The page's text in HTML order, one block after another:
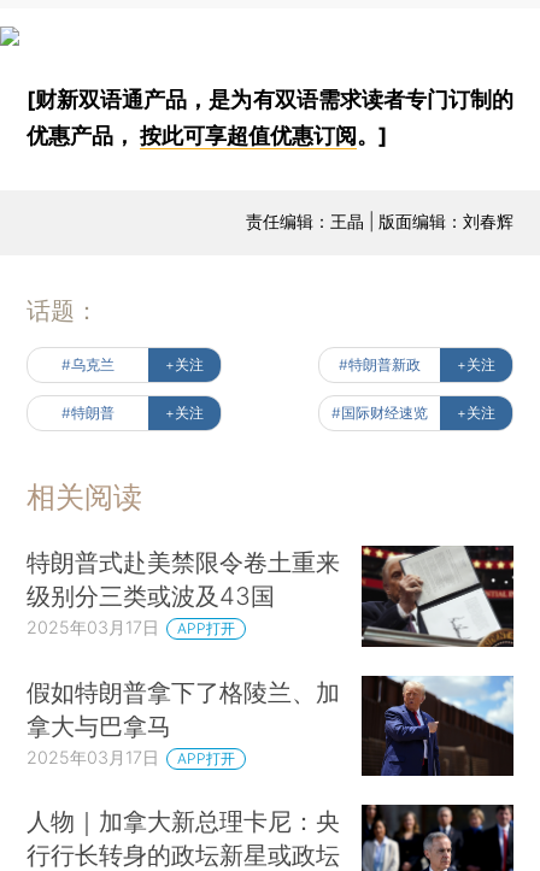
[财新双语通产品，是为有双语需求读者专门订制的
优惠产品，按此可享超值优惠订阅。]
责任编辑：王晶 | 版面编辑：刘春辉
话题：
#乌克兰 +关注 #特朗普新政 +关注
#特朗普 +关注 #国际财经速览 +关注
相关阅读
特朗普式赴美禁限令卷土重来
级别分三类或波及43国
2025年03月17日 APP打开
假如特朗普拿下了格陵兰、加
拿大与巴拿马
2025年03月17日 APP打开
人物｜加拿大新总理卡尼：央
行行长转身的政坛新星或政坛